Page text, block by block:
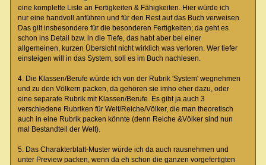
eine komplette Liste an Fertigkeiten & Fähigkeiten. Hier würde ich
nur eine handvoll anführen und für den Rest auf das Buch verweisen.
Das gilt insbesondere für die besonderen Fertigkeiten; da geht es
schon ins Detail bzw. in die Tiefe, das habt aber bei einer
allgemeinen, kurzen Übersicht nicht wirklich was verloren. Wer tiefer
einsteigen will in das System, soll es im Buch nachlesen.
4. Die Klassen/Berufe würde ich von der Rubrik 'System' wegnehmen
und zu den Völkern packen, da gehören sie imho eher dazu, oder
eine separate Rubrik mit Klassen/Berufe. Es gibt ja auch 3
verschiedene Rubriken für Welt/Reiche/Völker, die man theoretisch
auch in eine Rubrik packen könnte (denn Reiche &Völker sind nun
mal Bestandteil der Welt).
5. Das Charakterblatt-Muster würde ich da auch rausnehmen und
unter Preview packen, wenn da eh schon die ganzen vorgefertigten